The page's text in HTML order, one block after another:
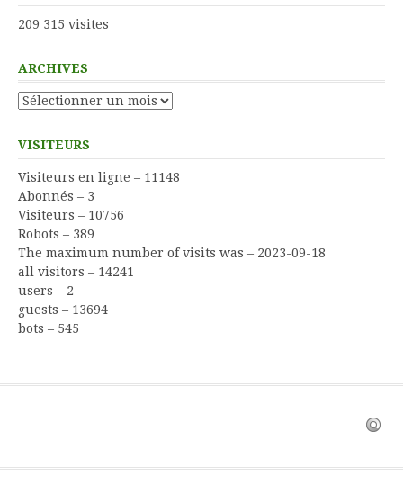
209 315 visites
ARCHIVES
Archives
VISITEURS
Visiteurs en ligne – 11148
Abonnés – 3
Visiteurs – 10756
Robots – 389
The maximum number of visits was – 2023-09-18
all visitors – 14241
users – 2
guests – 13694
bots – 545